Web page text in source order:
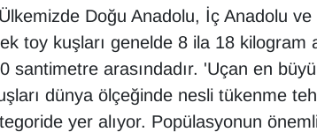
Doğu Anadolu, İç Anadolu ve
toy kuşları genelde 8 ila 18 kilogram
santimetre arasındadır. 'Uçan en
dünya ölçeğinde nesli tükenme
yer alıyor. Popülasyonun önemli